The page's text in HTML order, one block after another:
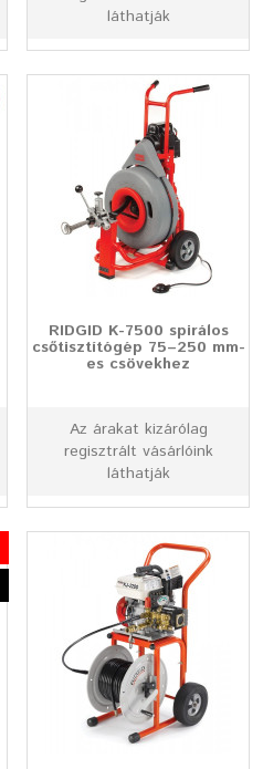
láthatják
RIDGID K-7500 spirálos
csőtisztítógép 75–250 mm-
es csövekhez
Az árakat kizárólag
regisztrált vásárlóink
láthatják